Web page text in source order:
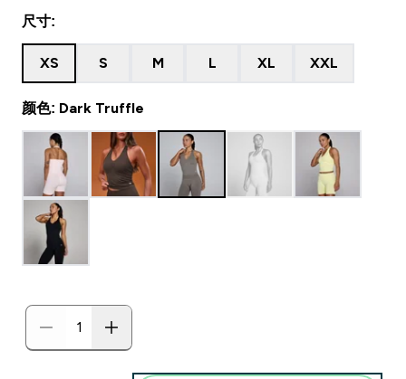
尺寸:
XS S M L XL XXL
颜色: Dark Truffle